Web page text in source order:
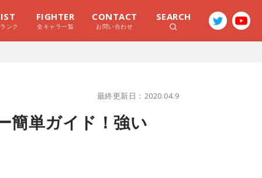
ンク
FIGHTER
全キャラ一覧
CONTACT
お問い合わせ
SEARCH
最終更新日：2020.04.9
簡単ガイド！強い